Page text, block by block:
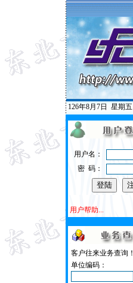
126年8月7日 星期五
用户名：
密 码：
用户帮助...
客户往来业务查询！
单位编码：